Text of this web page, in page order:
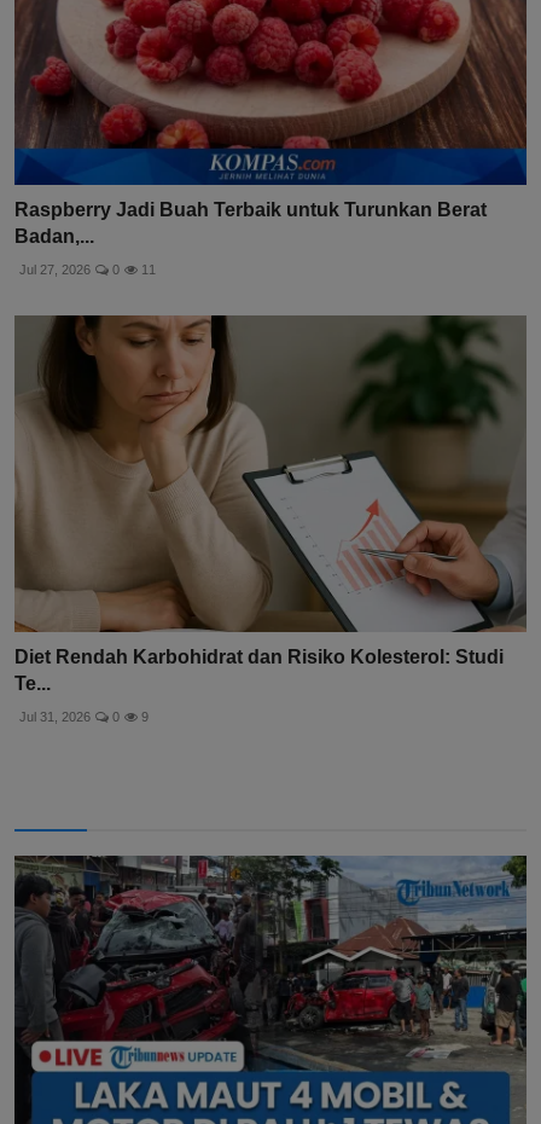
Raspberry Jadi Buah Terbaik untuk Turunkan Berat
Badan,...
Jul 27, 2026 0 11
Diet Rendah Karbohidrat dan Risiko Kolesterol: Studi
Te...
Jul 31, 2026 0 9